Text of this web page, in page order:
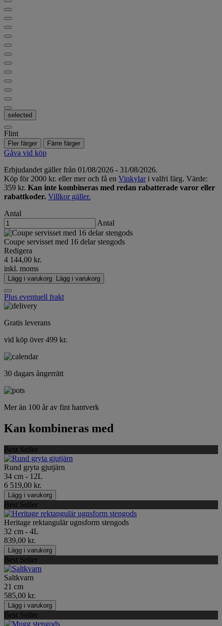
selected
Flint
Fler färger Färre färger
Gåva vid köp
Erbjudandet gäller från 01/08/2026 - 31/08/2026.
Köp för 2000 kr. eller mer och få en Vinkylari valfri färg. Värde:
359 kr. Kan inte kombineras med redan rabatterade varor eller
rabattkoder. Villkor gäller.
Antal
Antal
Coupe servisset med 16 delar stengods
Redigera
4 144,00 kr.
inkl. moms
Lägg i varukorg Lägg i varukorg
Plus eventuell frakt
Gratis leverans
vid köp över 499 kr.
30 dagars ångerrätt
Mer än 100 år av fint hantverk
Kan kombineras med
Best Seller
Rund gryta gjutjärn
34 cm - 12L
6 519,00 kr.
Lägg i varukorg
Best Seller
Heritage rektangulär ugnsform stengods
32 cm - 4L
839,00 kr.
Lägg i varukorg
Best Seller
Saltkvarn
21 cm
585,00 kr.
Lägg i varukorg
Best Seller